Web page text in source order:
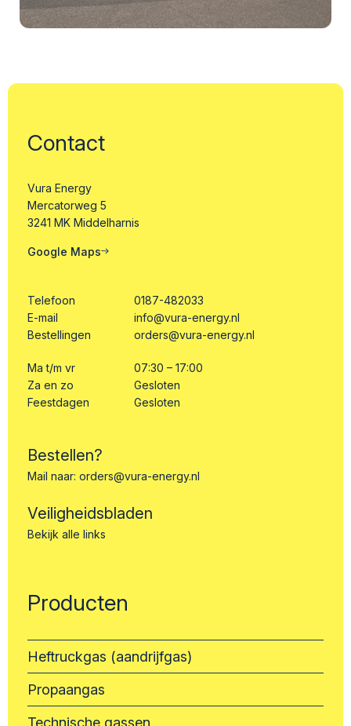
Contact
Vura Energy
Mercatorweg 5
3241 MK Middelharnis
Google Maps
Telefoon
0187-482033
E-mail
info@vura-energy.nl
Bestellingen
orders@vura-energy.nl
Ma t/m vr
07:30 – 17:00
Za en zo
Gesloten
Feestdagen
Gesloten
Bestellen?
Mail naar: orders@vura-energy.nl
Veiligheidsbladen
Bekijk alle links
Producten
Heftruckgas (aandrijfgas)
Propaangas
Technische gassen